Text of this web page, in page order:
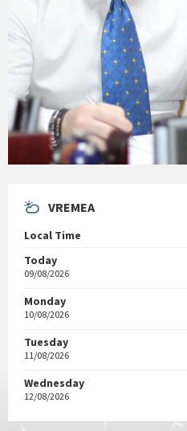
VREMEA
Local Time
Today
09/08/2026
Monday
10/08/2026
Tuesday
11/08/2026
Wednesday
12/08/2026